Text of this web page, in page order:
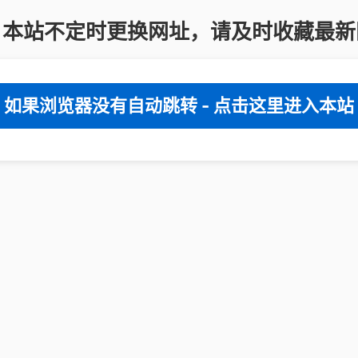
站不定时更换网址，请及时收藏最
如果浏览器没有自动跳转 - 点击这里进入本站